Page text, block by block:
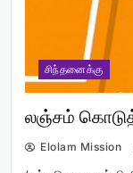
சிந்தனைக்கு
லஞ்சம்
Elolam Mission